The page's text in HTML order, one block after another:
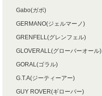
Gabo(ガボ)
GERMANO(ジェルマーノ)
GRENFELL(グレンフェル)
GLOVERALL(グローバーオール)
GORAL(ゴラル)
G.T.A(ジーティーアー)
GUY ROVER(ギローバー)